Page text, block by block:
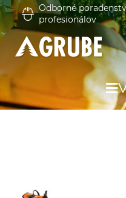
Odborné
profesionálov